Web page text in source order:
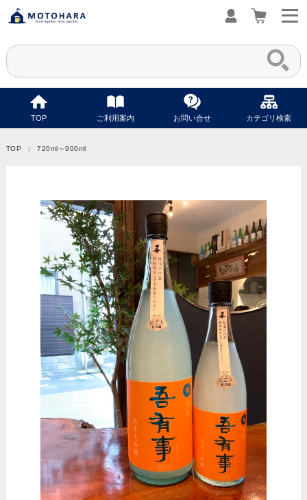
TOP ご利用案内 お問い合せ カテゴリ検索
TOP 720ml～900ml